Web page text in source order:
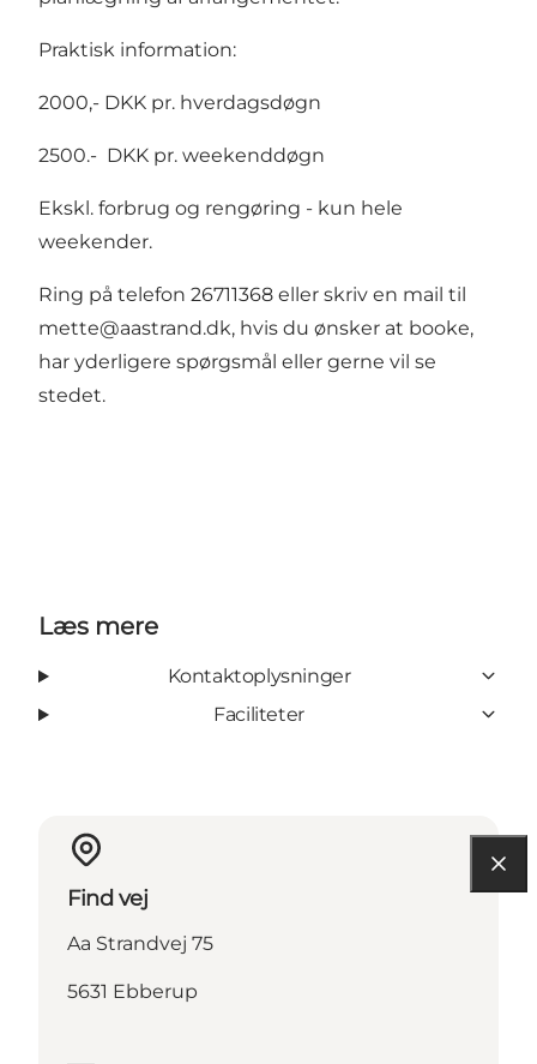
Praktisk information:
2000,- DKK pr. hverdagsdøgn
2500.- DKK pr. weekenddøgn
Ekskl. forbrug og rengøring - kun hele
weekender.
Ring på telefon 26711368 eller skriv en mail til
mette@aastrand.dk, hvis du ønsker at booke,
har yderligere spørgsmål eller gerne vil se
stedet.
Læs mere
Kontaktoplysninger
Faciliteter
Find vej
Aa Strandvej 75
5631 Ebberup